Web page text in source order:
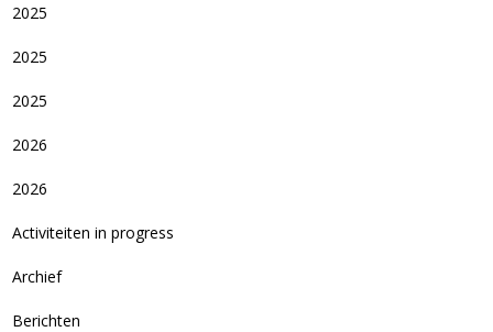
2025
2025
2025
2026
2026
Activiteiten in progress
Archief
Berichten